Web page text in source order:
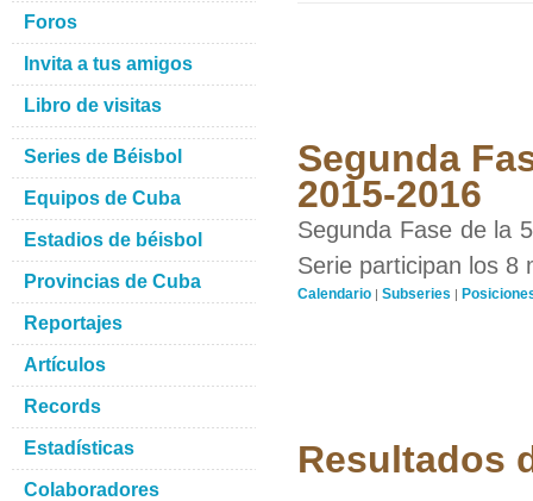
Segunda
2015-2016
Segunda Fase de la
Serie participan los 8
Calendario | Subseries |
Resultados
Foros
Invita a tus amigos
Libro de visitas
Series de Béisbol
Equipos de Cuba
Estadios de béisbol
Provincias de Cuba
Reportajes
Artículos
Records
Estadísticas
Colaboradores